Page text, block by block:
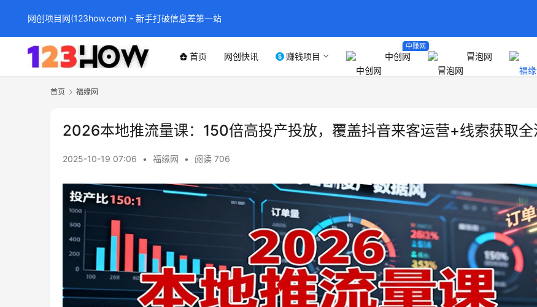
首页 网创快讯 赚钱项目 中创网
中赚网
冒泡网
首页 福缘网
2026本地推流量课：150倍高投产投放，覆盖抖音来客运营+线索获取全
2025-10-19 07:06 • 福缘网 • 阅读 706
网创项目网(123how.com) - 新手打破信息差第一站